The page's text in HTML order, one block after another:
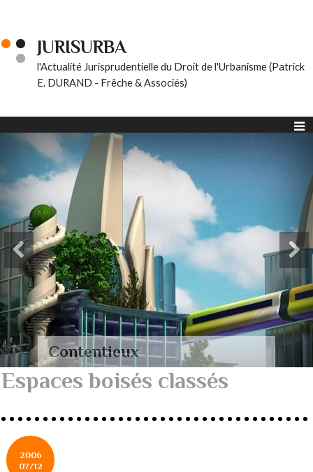
JURISURBA
l'Actualité Jurisprudentielle du Droit de l'Urbanisme (Patrick
E. DURAND - Frêche & Associés)
Contentieux
Espaces boisés classés
2006
07/12